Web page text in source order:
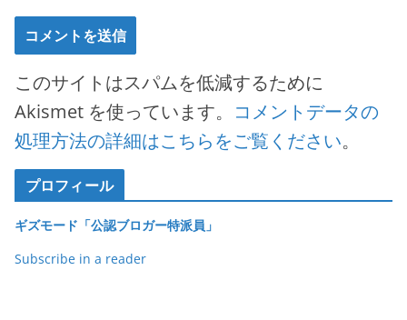
このサイトはスパムを低減するために
Akismet を使っています。 コメントデータの
処理方法の詳細はこちらをご覧ください。
プロフィール
ギズモード「公認ブロガー特派員」
Subscribe in a reader